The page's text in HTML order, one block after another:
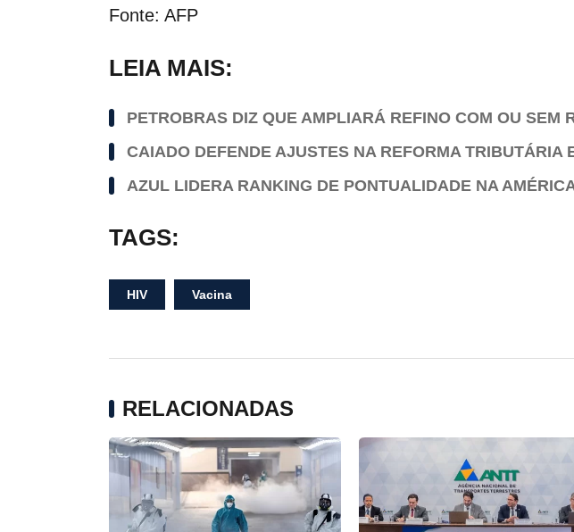
Fonte: AFP
LEIA MAIS:
PETROBRAS DIZ QUE AMPLIARÁ REFINO COM OU SEM
CAIADO DEFENDE AJUSTES NA REFORMA
AZUL LIDERA RANKING DE PONTUALIDADE NA
TAGS:
HIV Vacina
RELACIONADAS